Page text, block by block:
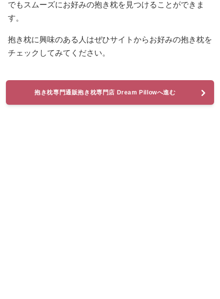
でもスムーズにお好みの抱き枕を見つけることができま
す。
抱き枕に興味のある人はぜひサイトからお好みの抱き枕を
チェックしてみてください。
抱き枕専門通販抱き枕専門店 Dream Pillowへ進む